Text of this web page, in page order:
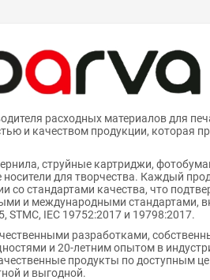
расходных материалов для
и качеством продукции, которая
струйные картриджи,
для творчества. Каждый
со стандартами качества, что
и международными стандартами,
STMC, IEC 19752:2017 и 19798:2017.
разработками,
и 20-летним опытом в
продукты по доступным
и выгодной.